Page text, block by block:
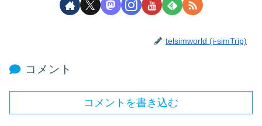
telsimworld (i-simTrip)
コメント
コメントを書き込む